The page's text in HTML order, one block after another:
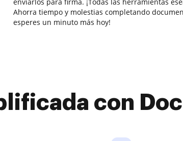
Ahorra tiempo y molestias completando
esperes un minuto más hoy!
con